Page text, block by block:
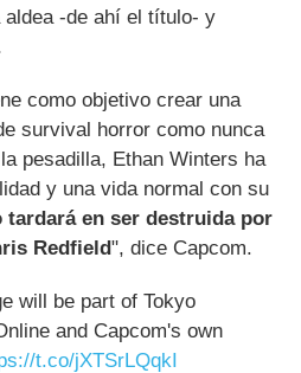
-de ahí el título- y
como objetivo crear una
survival horror como nunca
pesadilla, Ethan Winters ha
y una vida normal con su
tardará en ser destruida por
Redfield", dice Capcom.
will be part of Tokyo
and Capcom's own
t.co/jXTSrLQqkI